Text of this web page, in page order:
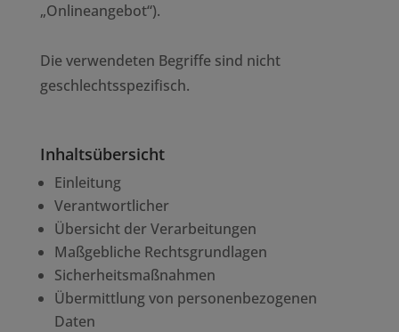
„Onlineangebot“).
Die verwendeten Begriffe sind nicht
geschlechtsspezifisch.
Inhaltsübersicht
Einleitung
Verantwortlicher
Übersicht der Verarbeitungen
Maßgebliche Rechtsgrundlagen
Sicherheitsmaßnahmen
Übermittlung von personenbezogenen
Daten